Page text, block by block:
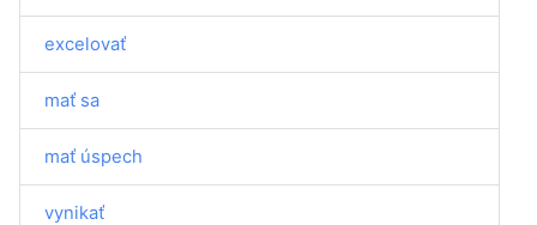
excelovať
mať sa
mať úspech
vynikať